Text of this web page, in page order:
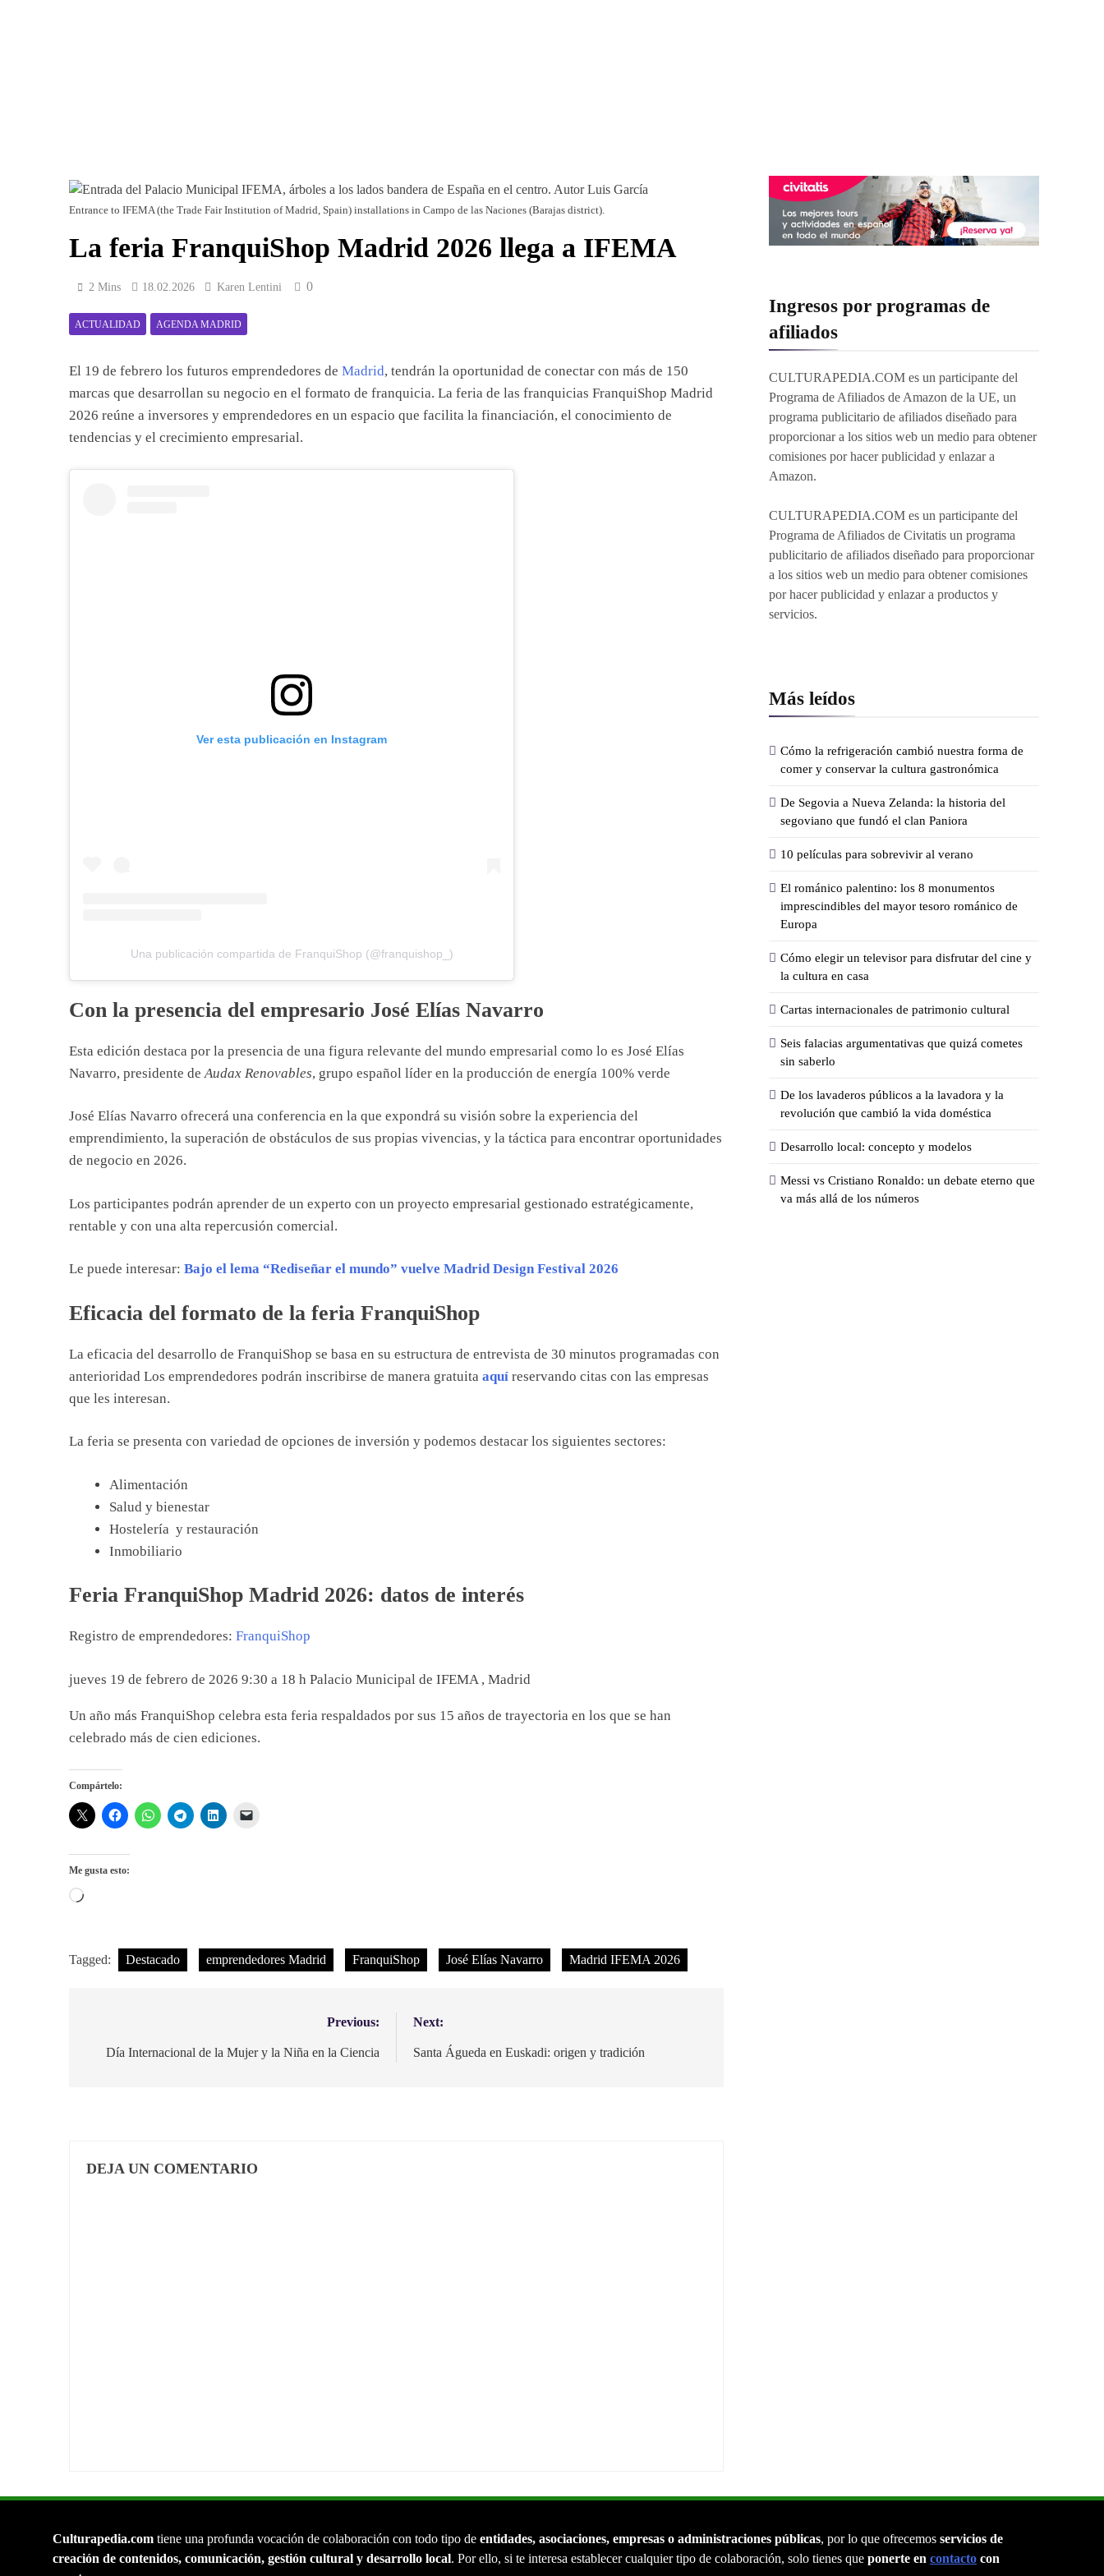
Entrance to IFEMA (the Trade Fair Institution of Madrid, Spain) installations in Campo de las Naciones (Barajas district).
La feria FranquiShop Madrid 2026 llega a IFEMA
2 Mins 18.02.2026 Karen Lentini 0
ACTUALIDAD AGENDA MADRID
El 19 de febrero los futuros emprendedores de Madrid, tendrán la oportunidad de conectar con más de 150
marcas que desarrollan su negocio en el formato de franquicia. La feria de las franquicias FranquiShop Madrid
2026 reúne a inversores y emprendedores en un espacio que facilita la financiación, el conocimiento de
tendencias y el crecimiento empresarial.
Ver esta publicación en Instagram
Una publicación compartida de FranquiShop (@franquishop_)
Con la presencia del empresario José Elías Navarro
Esta edición destaca por la presencia de una figura relevante del mundo empresarial como lo es José Elías
Navarro, presidente de Audax Renovables, grupo español líder en la producción de energía 100% verde
José Elías Navarro ofrecerá una conferencia en la que expondrá su visión sobre la experiencia del
emprendimiento, la superación de obstáculos de sus propias vivencias, y la táctica para encontrar oportunidades
de negocio en 2026.
Los participantes podrán aprender de un experto con un proyecto empresarial gestionado estratégicamente,
rentable y con una alta repercusión comercial.
Le puede interesar: Bajo el lema “Rediseñar el mundo” vuelve Madrid Design Festival 2026
Eficacia del formato de la feria FranquiShop
La eficacia del desarrollo de FranquiShop se basa en su estructura de entrevista de 30 minutos programadas con
anterioridad Los emprendedores podrán inscribirse de manera gratuita aquí reservando citas con las empresas
que les interesan.
La feria se presenta con variedad de opciones de inversión y podemos destacar los siguientes sectores:
Alimentación
Salud y bienestar
Hostelería y restauración
Inmobiliario
Feria FranquiShop Madrid 2026: datos de interés
Registro de emprendedores: FranquiShop
jueves 19 de febrero de 2026 9:30 a 18 h Palacio Municipal de IFEMA , Madrid
Un año más FranquiShop celebra esta feria respaldados por sus 15 años de trayectoria en los que se han
celebrado más de cien ediciones.
Compártelo:
Me gusta esto:
Cargando...
Tagged: Destacado emprendedores Madrid FranquiShop José Elías Navarro Madrid IFEMA 2026
Previous:
Día Internacional de la Mujer y la Niña en la Ciencia
Next:
Santa Águeda en Euskadi: origen y tradición
DEJA UN COMENTARIO
Ingresos por programas de
afiliados
CULTURAPEDIA.COM es un participante del
Programa de Afiliados de Amazon de la UE, un
programa publicitario de afiliados diseñado para
proporcionar a los sitios web un medio para obtener
comisiones por hacer publicidad y enlazar a
Amazon.
CULTURAPEDIA.COM es un participante del
Programa de Afiliados de Civitatis un programa
publicitario de afiliados diseñado para proporcionar
a los sitios web un medio para obtener comisiones
por hacer publicidad y enlazar a productos y
servicios.
Más leídos
Cómo la refrigeración cambió nuestra forma de
comer y conservar la cultura gastronómica
De Segovia a Nueva Zelanda: la historia del
segoviano que fundó el clan Paniora
10 películas para sobrevivir al verano
El románico palentino: los 8 monumentos
imprescindibles del mayor tesoro románico de
Europa
Cómo elegir un televisor para disfrutar del cine y
la cultura en casa
Cartas internacionales de patrimonio cultural
Seis falacias argumentativas que quizá cometes
sin saberlo
De los lavaderos públicos a la lavadora y la
revolución que cambió la vida doméstica
Desarrollo local: concepto y modelos
Messi vs Cristiano Ronaldo: un debate eterno que
va más allá de los números
Culturapedia.com tiene una profunda vocación de colaboración con todo tipo de entidades, asociaciones, empresas o administraciones públicas, por lo que ofrecemos servicios de
creación de contenidos, comunicación, gestión cultural y desarrollo local. Por ello, si te interesa establecer cualquier tipo de colaboración, solo tienes que ponerte en contacto con